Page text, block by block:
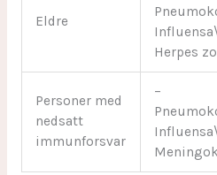
Eldre
Herpes
Personer med
nedsatt
immunforsvar
–